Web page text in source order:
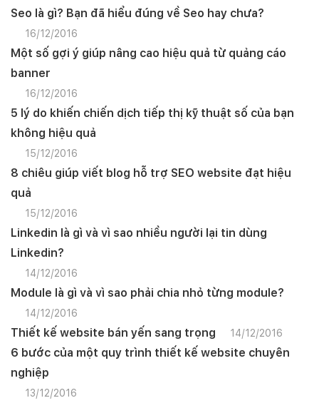
Seo là gì? Bạn đã hiểu đúng về Seo hay chưa?
16/12/2016
Một số gợi ý giúp nâng cao hiệu quả từ quảng cáo
banner
16/12/2016
5 lý do khiến chiến dịch tiếp thị kỹ thuật số của bạn
không hiệu quả
15/12/2016
8 chiêu giúp viết blog hỗ trợ SEO website đạt hiệu
quả
15/12/2016
Linkedin là gì và vì sao nhiều người lại tin dùng
Linkedin?
14/12/2016
Module là gì và vì sao phải chia nhỏ từng module?
14/12/2016
Thiết kế website bán yến sang trọng 14/12/2016
6 bước của một quy trình thiết kế website chuyên
nghiệp
13/12/2016